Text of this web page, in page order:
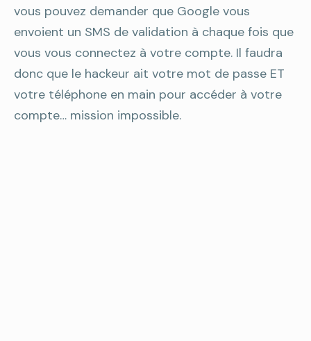
vous pouvez demander que Google vous
envoient un SMS de validation à chaque fois que
vous vous connectez à votre compte. Il faudra
donc que le hackeur ait votre mot de passe ET
votre téléphone en main pour accéder à votre
compte… mission impossible.